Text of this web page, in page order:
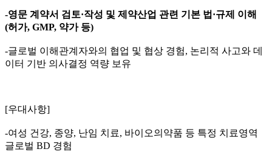
-영문 계약서 검토·작성 및 제약산업 관련 기본 법·규제 이해
(허가, GMP, 약가 등)​
-글로벌 이해관계자와의 협업 및 협상 경험, 논리적 사고와 데
이터 기반 의사결정 역량 보유
[우대사항]
-여성 건강, 종양, 난임 치료, 바이오의약품 등 특정 치료영역
글로벌 BD 경험​